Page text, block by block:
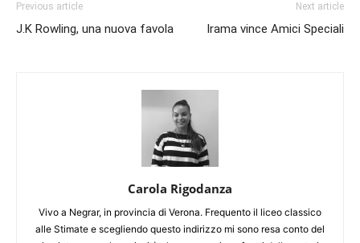
Previous article
J.K Rowling, una nuova favola
Next article
Irama vince Amici Speciali
Carola Rigodanza
Vivo a Negrar, in provincia di Verona. Frequento il liceo classico
alle Stimate e scegliendo questo indirizzo mi sono resa conto del